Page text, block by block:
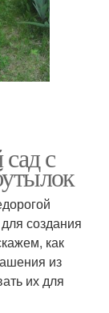
с
создания
как
из
их для